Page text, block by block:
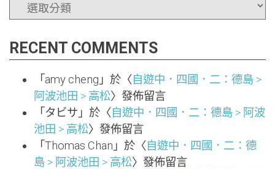
RECENT COMMENTS
「 amy cheng 」於〈自遊中．四國．二：德島 >
阿波池田 > 高松〉發佈留言
「 タビサ 」於〈自遊中．四國．二：德島 > 阿波
池田 > 高松〉發佈留言
「Thomas Chan 」於〈自遊中．四國．二：德
島 > 阿波池田 > 高松〉發佈留言